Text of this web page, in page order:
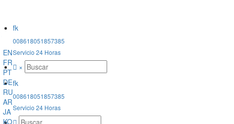
EN
FR
PT
DE
RU
AR
JA
KO
008618051857385
Servicio 24 Horas
×
008618051857385
Servicio 24 Horas